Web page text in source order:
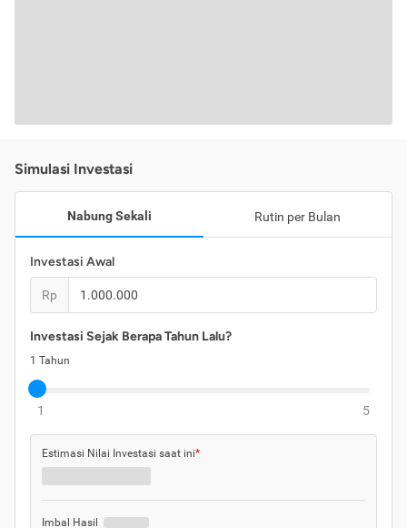
Simulasi Investasi
Nabung Sekali Rutin per Bulan
Investasi Awal
Rp
Investasi Sejak Berapa Tahun Lalu?
1 Tahun
1 5
Estimasi Nilai Investasi saat ini*
Imbal Hasil